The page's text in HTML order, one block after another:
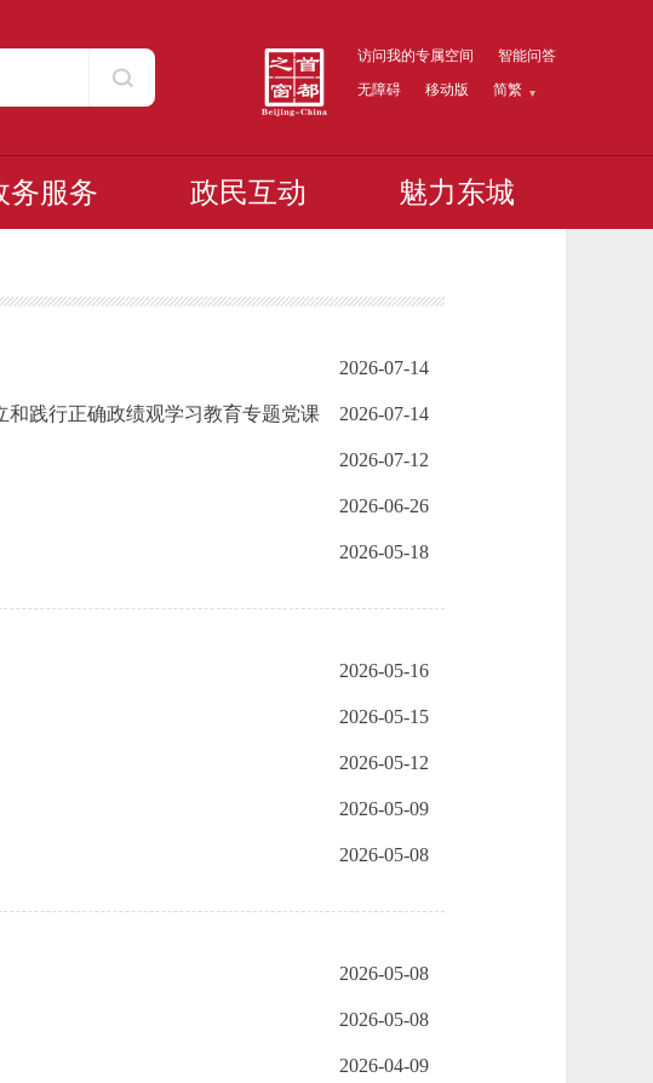
访问我的专属空间
智能问答
无障碍
移动版 简繁
务服务 政民互动 魅力东城
2026-07-14
践行正确政绩观学习教育专题党课 2026-07-14
2026-07-12
2026-06-26
2026-05-18
2026-05-16
2026-05-15
2026-05-12
2026-05-09
2026-05-08
2026-05-08
2026-05-08
2026-04-09